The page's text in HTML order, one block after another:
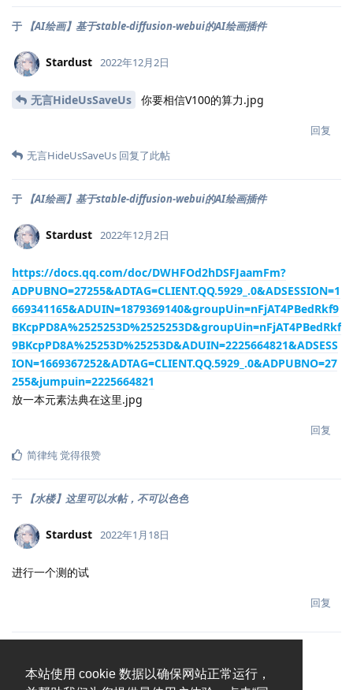
本站使用 cookie 数据以确保网站正常运行，
于 【AI绘画】基于stable-diffusion-webui的AI绘画插件
Stardust 2022年12月2日
无言HideUsSaveUs 你要相信V100的算力.jpg
回复
无言HideUsSaveUs 回复了此帖
于 【AI绘画】基于stable-diffusion-webui的AI绘画插件
Stardust 2022年12月2日
https://docs.qq.com/doc/DWHFOd2hDSFJaamFm?
ADPUBNO=27255&ADTAG=CLIENT.QQ.5929_.0&ADSESSION=1
669341165&ADUIN=1879369140&groupUin=nFjAT4PBedRkf9
BKcpPD8A%2525253D%2525253D&groupUin=nFjAT4PBedRkf
9BKcpPD8A%25253D%25253D&ADUIN=2225664821&ADSESS
ION=1669367252&ADTAG=CLIENT.QQ.5929_.0&ADPUBNO=27
255&jumpuin=2225664821
放一本元素法典在这里.jpg
回复
简律纯觉得很赞
于 【水楼】这里可以水帖，不可以色色
Stardust 2022年1月18日
进行一个测的试
回复